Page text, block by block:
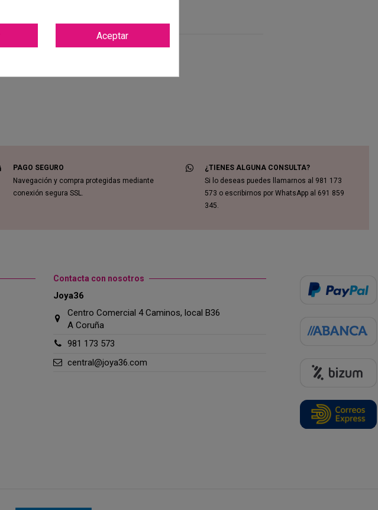
Reviews
PAGO SEGURO
Navegación y compra protegidas mediante
conexión segura SSL.
¿TIENES ALGUNA CONSULTA?
Si lo deseas puedes llamarnos al 981 173
573 o escribirnos por WhatsApp al 691 859
345.
Contacta con nosotros
Joya36
Centro Comercial 4 Caminos, local B36
A Coruña
981 173 573
central@joya36.com
Aceptar